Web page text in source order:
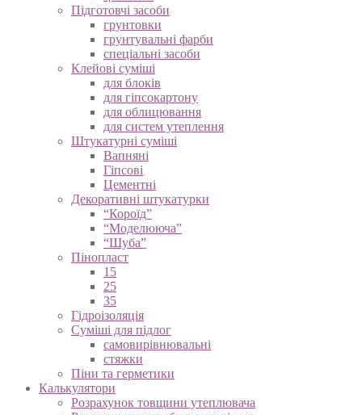
Підготовчі засоби
грунтовки
грунтувальні фарби
спеціальні засоби
Клейові суміші
для блоків
для гіпсокартону
для облицювання
для систем утеплення
Штукатурні суміші
Вапняні
Гіпсові
Цементні
Декоративні штукатурки
“Короїд”
“Моделююча”
“Шуба”
Пінопласт
15
25
35
Гідроізоляція
Суміші для підлог
самовирівнювальні
стяжки
Піни та герметики
Калькулятори
Розрахунок товщини утеплювача